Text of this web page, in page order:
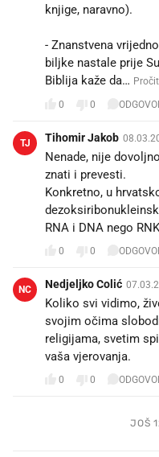
knjige, naravno).
- Znanstvena
biljke nastale prije
Biblija kaže da…
0 0
TJ Tihomir Jakob
Nenade, nije
znati i prevesti.
Konkretno, u
RNA i DNA nego
0 0
NC Nedjeljko Colić
Koliko svi vidimo,
svojim očima
religijama, svetim
vaša vjerovanja.
0 0
JOŠ